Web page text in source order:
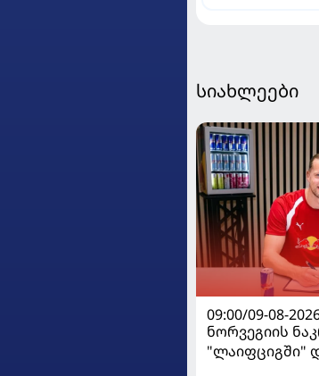
სიახლეები
09:00/09-08-
ნორვეგიის
"ლაიფციგში"